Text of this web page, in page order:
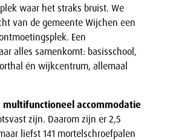
waar het straks bruist. We
van de gemeente Wijchen een
Een
alles samenkomt: basisschool,
én wijkcentrum, allemaal
multifunctioneel accommodatie
zijn. Daarom zijn er 2,5
liefst 141 mortelschroefpalen